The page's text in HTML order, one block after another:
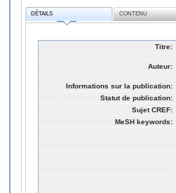
DÉTAILS CONTENU
Titre:
Auteur:
Informations sur la publication:
Statut de publication:
Sujet CREF:
MeSH keywords: